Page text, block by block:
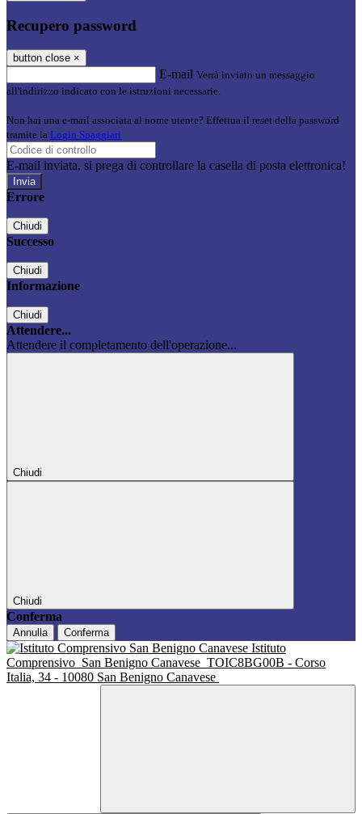
Recupero password
button close ×
E-mail Verrà inviato un messaggio
all'indirizzo indicato con le istruzioni necessarie.
Non hai una e-mail associata al nome utente? Effettua il reset della password
tramite la Login Spaggiari
E-mail inviata, si prega di controllare la casella di posta elettronica!
Errore
Chiudi
Successo
Chiudi
Informazione
Chiudi
Attendere...
Attendere il completamento dell'operazione...
Chiudi
Chiudi
Conferma
Annulla Conferma
Istituto
Comprensivo San Benigno Canavese TOIC8BG00B - Corso
Italia, 34 - 10080 San Benigno Canavese